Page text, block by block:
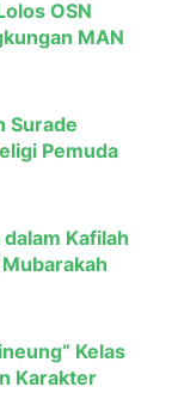
OSN
MAN
Surade
Pemuda
Kafilah
Kelas
Karakter